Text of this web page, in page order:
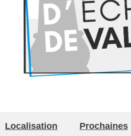
Localisation
Prochaines